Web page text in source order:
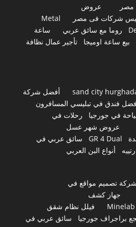
مصر
عروض
شركات فى مصر
Metal
روما مع سائق عربي
ساعة
بيع ساعة اوميجا تأجير عمال نظافة
sand city
أفضل شركة
فندق في تبليسي المسافرون
في جورجيا
رحلات في
عروض شهر عسل
GR 4 Dual
سائق عربي في
أنواع البن العربي
تصميم مواقع في
جهاز كشف
Minelab
فيلل نظام شقق
براجراف جورجيا
سائق عربي في